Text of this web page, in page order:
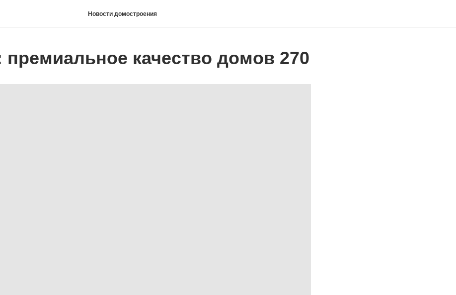
Новости домостроения
качество домов 270